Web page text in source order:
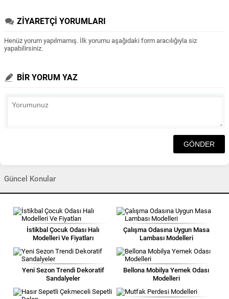
ZİYARETÇİ YORUMLARI
Henüz yorum yapılmamış. İlk yorumu aşağıdaki form aracılığıyla siz
yapabilirsiniz.
BİR YORUM YAZ
Güncel Konular
İstikbal Çocuk Odası Halı
Modelleri Ve Fiyatları
Çalışma Odasına Uygun Masa
Lambası Modelleri
Yeni Sezon Trendi Dekoratif
Sandalyeler
Bellona Mobilya Yemek Odası
Modelleri